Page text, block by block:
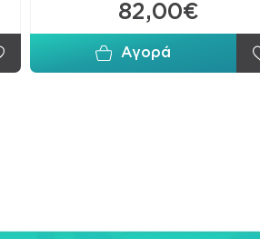
82,00€
Αγορά